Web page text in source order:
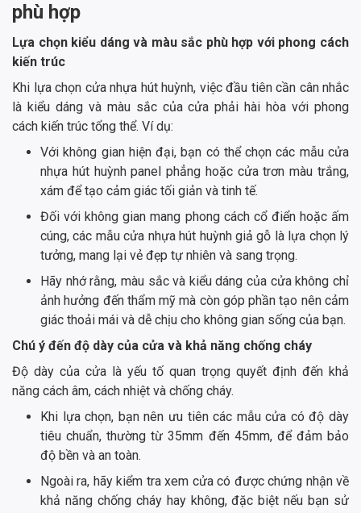
phù hợp
Lựa chọn kiểu dáng và màu sắc phù hợp với phong cách
kiến trúc
Khi lựa chọn cửa nhựa hút huỳnh, việc đầu tiên cần cân nhắc
là kiểu dáng và màu sắc của cửa phải hài hòa với phong
cách kiến trúc tổng thể. Ví dụ:
Với không gian hiện đại, bạn có thể chọn các mẫu cửa
nhựa hút huỳnh panel phẳng hoặc cửa trơn màu trắng,
xám để tạo cảm giác tối giản và tinh tế.
Đối với không gian mang phong cách cổ điển hoặc ấm
cúng, các mẫu cửa nhựa hút huỳnh giả gỗ là lựa chọn lý
tưởng, mang lại vẻ đẹp tự nhiên và sang trọng.
Hãy nhớ rằng, màu sắc và kiểu dáng của cửa không chỉ
ảnh hưởng đến thẩm mỹ mà còn góp phần tạo nên cảm
giác thoải mái và dễ chịu cho không gian sống của bạn.
Chú ý đến độ dày của cửa và khả năng chống cháy
Độ dày của cửa là yếu tố quan trọng quyết định đến khả
năng cách âm, cách nhiệt và chống cháy.
Khi lựa chọn, bạn nên ưu tiên các mẫu cửa có độ dày
tiêu chuẩn, thường từ 35mm đến 45mm, để đảm bảo
độ bền và an toàn.
Ngoài ra, hãy kiểm tra xem cửa có được chứng nhận về
khả năng chống cháy hay không, đặc biệt nếu bạn sử